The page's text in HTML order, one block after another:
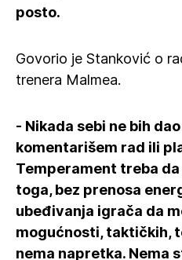
posto.
Govorio je Stanković o
trenera Malmea.
- Nikada sebi ne bih
komentarišem rad ili
Temperament treba
toga, bez prenosa
ubeđivanja igrača da
mogućnosti, taktičkih,
nema napretka. Nema